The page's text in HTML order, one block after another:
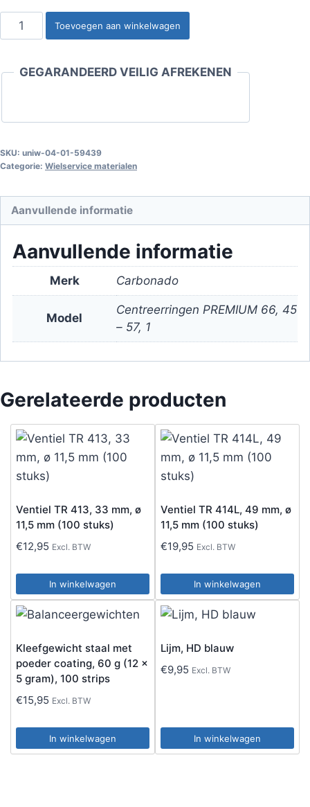
Centreerring
PREMIUM
-
Toevoegen aan winkelwagen
GEGARANDEERD VEILIG AFREKENEN
SKU: uniw-04-01-59439
Categorie: Wielservice materialen
Aanvullende informatie
Aanvullende informatie
Merk Carbonado
Model
Centreerringen PREMIUM 66, 45
– 57, 1
Gerelateerde producten
Ventiel TR 413, 33 mm, ø
11,5 mm (100 stuks)
€12,95 Excl. BTW
In winkelwagen
Ventiel TR 414L, 49 mm, ø
11,5 mm (100 stuks)
€19,95 Excl. BTW
In winkelwagen
Kleefgewicht staal met
poeder coating, 60 g (12 x
5 gram), 100 strips
€15,95 Excl. BTW
In winkelwagen
Lijm, HD blauw
€9,95 Excl. BTW
In winkelwagen